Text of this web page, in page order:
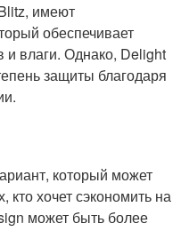
имеют
обеспечивает
и влаги. Однако, Delight
защиты благодаря
который может
кто хочет сэкономить на
может быть более